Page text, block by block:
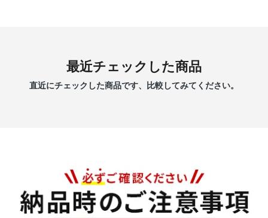
最近チェックした商品
直近にチェックした商品です、比較してみてください。